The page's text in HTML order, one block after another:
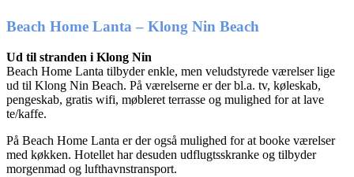
Beach Home Lanta – Klong Nin Beach
Ud til stranden i Klong Nin
Beach Home Lanta tilbyder enkle, men veludstyrede værelser lige
ud til Klong Nin Beach. På værelserne er der bl.a. tv, køleskab,
pengeskab, gratis wifi, møbleret terrasse og mulighed for at lave
te/kaffe.
På Beach Home Lanta er der også mulighed for at booke værelser
med køkken. Hotellet har desuden udflugtsskranke og tilbyder
morgenmad og lufthavnstransport.